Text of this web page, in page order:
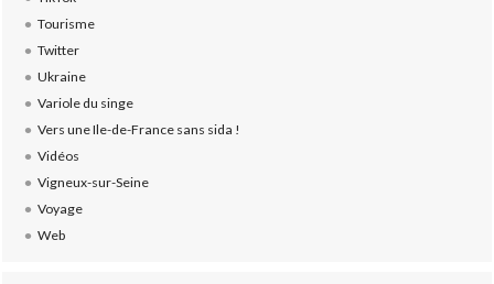
Tourisme
Twitter
Ukraine
Variole du singe
Vers une Ile-de-France sans sida !
Vidéos
Vigneux-sur-Seine
Voyage
Web